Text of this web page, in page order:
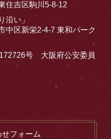
住吉区駒川5-8-12
沿い」
区新栄2-4-7 東和パーク
号 大阪府公安委員
フォーム